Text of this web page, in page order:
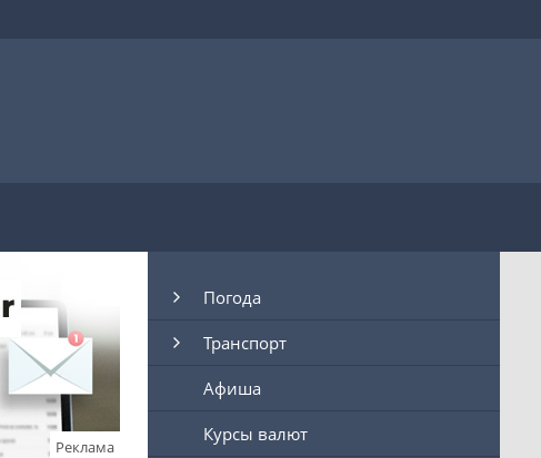
Реклама
Погода
Транспорт
Афиша
Курсы валют